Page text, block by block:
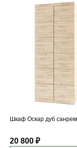
Шкаф Оскар дуб
20 800 ₽